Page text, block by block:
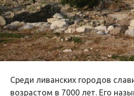
Среди ливанских городов
возрастом в 7000 лет. Его